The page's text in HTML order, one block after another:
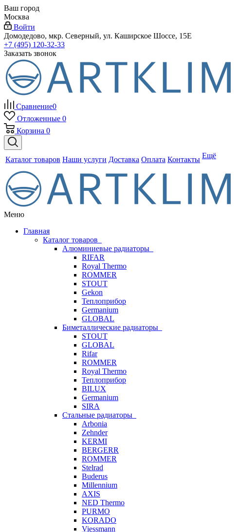
Ваш город
Москва
Войти
Домодедово, мкр. Северный, ул. Каширское Шоссе, 15Е
+7 (495) 120-32-33
Заказать звонок
Сравнение0
Отложенные 0
Корзина 0
Каталог товаров Наши услуги Доставка Оплата Контакты Ещё
Меню
Главная
Каталог товаров
Алюминиевые радиаторы
RIFAR
Royal Thermo
ROMMER
STOUT
Gekon
Теплоприбор
Germanium
GLOBAL
Биметаллические радиаторы
STOUT
GLOBAL
Rifar
ROMMER
Royal Thermo
Теплоприбор
BILUX
Germanium
SIRA
Стальные радиаторы
Arbonia
Zehnder
KERMI
BERGERR
ROMMER
Stelrad
Buderus
Millennium
AXIS
NED Thermo
PURMO
KORADO
Viessmann